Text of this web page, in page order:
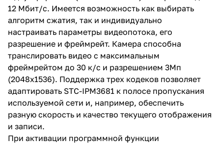
вариообъектив 2.8-12мм с АРД и
АВТОФОКУСОМ; до 30 fps (на
всех разрешениях); слот для
microSD-карт; в уличном
погодозащищенном кожухе
(104ммx97.5ммx292мм);
встроенный обогреватель и
вентилятор, IP66, от -40°С до
+45°С; кронштейн со сквозной
проводкой в комплекте; 12VDC,
поддержка POE; поддержка
ONVIF.
12 Мбит/с. Имеется возможность как выбирать
алгоритм сжатия, так и индивидуально
настраивать параметры видеопотока, его
разрешение и фреймрейт. Камера способна
транслировать видео с максимальным
фреймрейтом до 30 к/с и разрешением 3Мп
(2048x1536). Поддержка трех кодеков позволяет
адаптировать STC-IPM3681 к полосе пропускания
используемой сети и, например, обеспечить
разную скорость и качество текущего отображения
и записи.
При активации программной функции